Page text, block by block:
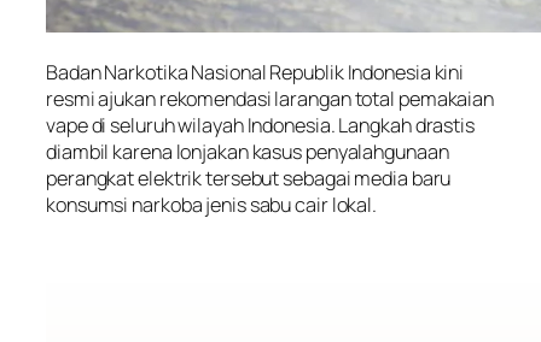
Badan Narkotika Nasional Republik Indonesia kini
resmi ajukan rekomendasi larangan total pemakaian
vape di seluruh wilayah Indonesia. Langkah drastis
diambil karena lonjakan kasus penyalahgunaan
perangkat elektrik tersebut sebagai media baru
konsumsi narkoba jenis sabu cair lokal.